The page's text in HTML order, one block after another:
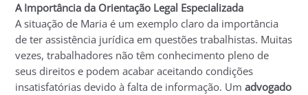
A Importância da Orientação Legal Especializada
A situação de Maria é um exemplo claro da importância
de ter assistência jurídica em questões trabalhistas. Muitas
vezes, trabalhadores não têm conhecimento pleno de
seus direitos e podem acabar aceitando condições
insatisfatórias devido à falta de informação. Umadvogado